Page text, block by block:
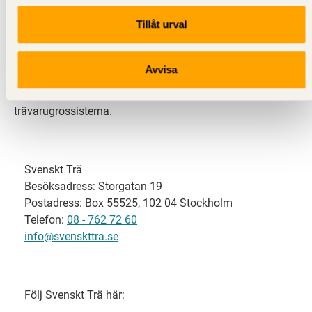
Tillåt urval
Avvisa
Svenskt Trä representerar svensk sågverksindustri
och är en del av branschorganisationen
svensk limträ-, KL-trä- och förpackningsindustri samt
trävarugrossisterna.
Svenskt Trä
Besöksadress: Storgatan 19
Postadress: Box 55525, 102 04 Stockholm
Telefon: 08 - 762 72 60
info@svenskttra.se
Följ Svenskt Trä här: